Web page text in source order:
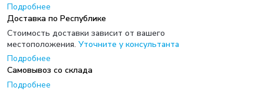
Подробнее
Доставка по Республике
Стоимость доставки зависит от вашего
местоположения. Уточните у консультанта
Подробнее
Самовывоз со склада
Подробнее